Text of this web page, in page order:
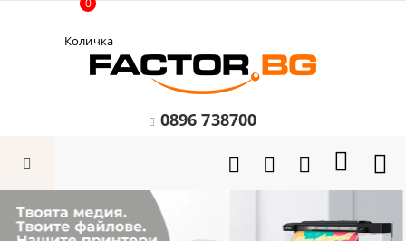
Количка
0
0896 738700